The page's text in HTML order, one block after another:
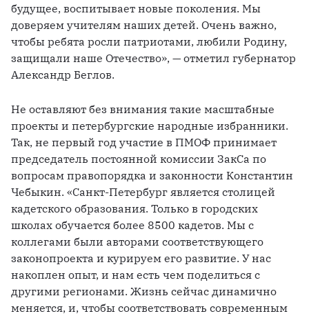
будущее, воспитывает новые поколения. Мы
доверяем учителям наших детей. Очень важно,
чтобы ребята росли патриотами, любили Родину,
защищали наше Отечество», — отметил губернатор
Александр Беглов.
Не оставляют без внимания такие масштабные
проекты и петербургские народные избранники.
Так, не первый год участие в ПМОФ принимает
председатель постоянной комиссии ЗакСа по
вопросам правопорядка и законности Константин
Чебыкин. «Санкт-Петербург является столицей
кадетского образования. Только в городских
школах обучается более 8500 кадетов. Мы с
коллегами были авторами соответствующего
законопроекта и курируем его развитие. У нас
накоплен опыт, и нам есть чем поделиться с
другими регионами. Жизнь сейчас динамично
меняется, и, чтобы соответствовать современным